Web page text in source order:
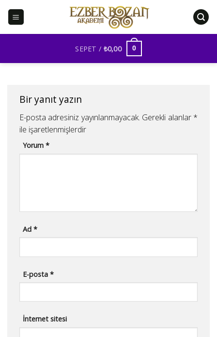
SEPET / ₺0,00 0
Bir yanıt yazın
E-posta adresiniz yayınlanmayacak. Gerekli alanlar *
ile işaretlenmişlerdir
Yorum*
Ad*
E-posta*
İnternet sitesi